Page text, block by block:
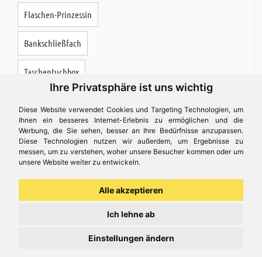
Ihre Privatsphäre ist uns wichtig
Diese Website verwendet Cookies und Targeting Technologien, um
Ihnen ein besseres Internet-Erlebnis zu ermöglichen und die
Werbung, die Sie sehen, besser an Ihre Bedürfnisse anzupassen.
Diese Technologien nutzen wir außerdem, um Ergebnisse zu
messen, um zu verstehen, woher unsere Besucher kommen oder um
unsere Website weiter zu entwickeln.
Alle akzeptieren
Ich lehne ab
Einstellungen ändern
Flaschen-Prinzessin
Bankschließfach
Taschentuchbox
Topfuntersatz
Tiermaske
Stapler "Lagermeister"